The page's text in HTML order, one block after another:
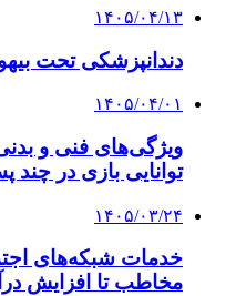
۱۴۰۵/۰۴/۱۳
دندانپزشکی تحت
۱۴۰۵/۰۴/۰۱
ویژگی‌های فنی و
توانایی بازی در چند
۱۴۰۵/۰۳/۲۴
مخاطب تا افزایش